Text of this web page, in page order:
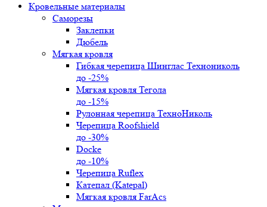
Кровельные материалы
Саморезы
Заклепки
Дюбель
Мягкая кровля
Гибкая черепица Шинглас Технониколь
до -25%
Мягкая кровля Тегола
до -15%
Рулонная черепица ТехноНиколь
Черепица Roofshield
до -30%
Docke
до -10%
Черепица Ruflex
Катепал (Katepal)
Мягкая кровля FarAcs